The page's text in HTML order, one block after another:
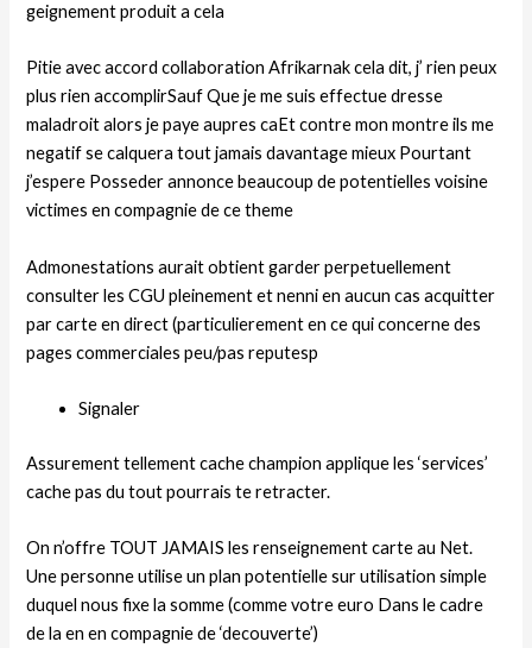
geignement produit a cela
Pitie avec accord collaboration Afrikarnak cela dit, j’ rien peux
plus rien accomplirSauf Que je me suis effectue dresse
maladroit alors je paye aupres caEt contre mon montre ils me
negatif se calquera tout jamais davantage mieux Pourtant
j’espere Posseder annonce beaucoup de potentielles voisine
victimes en compagnie de ce theme
Admonestations aurait obtient garder perpetuellement
consulter les CGU pleinement et nenni en aucun cas acquitter
par carte en direct (particulierement en ce qui concerne des
pages commerciales peu/pas reputesp
Signaler
Assurement tellement cache champion applique les ‘services’
cache pas du tout pourrais te retracter.
On n’offre TOUT JAMAIS les renseignement carte au Net.
Une personne utilise un plan potentielle sur utilisation simple
duquel nous fixe la somme (comme votre euro Dans le cadre
de la en en compagnie de ‘decouverte’)